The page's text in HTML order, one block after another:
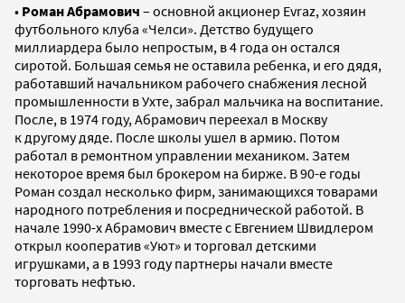
• Роман Абрамович – основной акционер Evraz, хозяин
футбольного клуба «Челси». Детство будущего
миллиардера было непростым, в 4 года он остался
сиротой. Большая семья не оставила ребенка, и его дядя,
работавший начальником рабочего снабжения лесной
промышленности в Ухте, забрал мальчика на воспитание.
После, в 1974 году, Абрамович переехал в Москву
к другому дяде. После школы ушел в армию. Потом
работал в ремонтном управлении механиком. Затем
некоторое время был брокером на бирже. В 90-е годы
Роман создал несколько фирм, занимающихся товарами
народного потребления и посреднической работой. В
начале 1990-х Абрамович вместе с Евгением Швидлером
открыл кооператив «Уют» и торговал детскими
игрушками, а в 1993 году партнеры начали вместе
торговать нефтью.